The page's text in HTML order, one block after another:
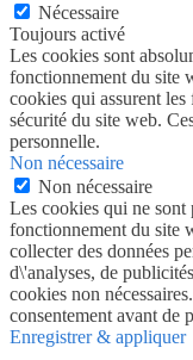
Nécessaire
Toujours activé
Les cookies sont
fonctionnement du site
cookies qui assurent
sécurité du site web.
personnelle.
Non nécessaire
Non nécessaire
Les cookies qui ne sont
fonctionnement du site
collecter des données
d\'analyses, de
cookies non
consentement avant de
Enregistrer & appliquer